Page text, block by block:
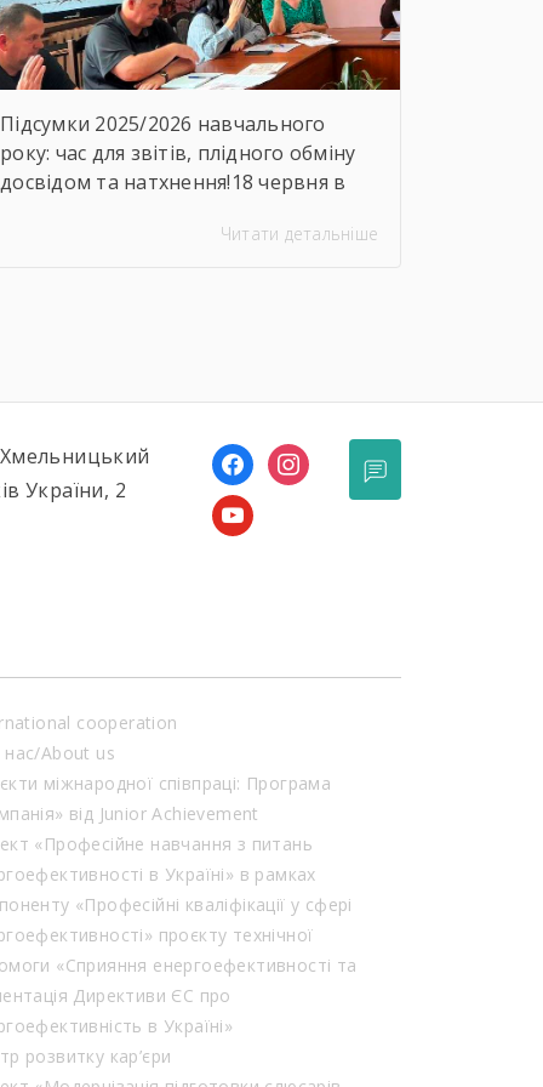
Підсумки 2025/2026 навчального
року: час для звітів, плідного обміну
досвідом та натхнення!18 червня в
агропромисловий центр професійної
напрями роботи на наступний
період.Голова методичної комісії
Алла Гончарук проаналізувала роботу
комісії за навчальний рік,
Читати детальніше
України, 2
facebookinstagram
youtube
cooperation
нас/About us
міжнародної співпраці: Програма
від Junior Achievement
«Професійне навчання з питань
в Україні» в рамках
«Професійні кваліфікації у сфері
проєкту технічної
«Сприяння енергоефективності та
Директиви ЄС про
в Україні»
розвитку кар’єри